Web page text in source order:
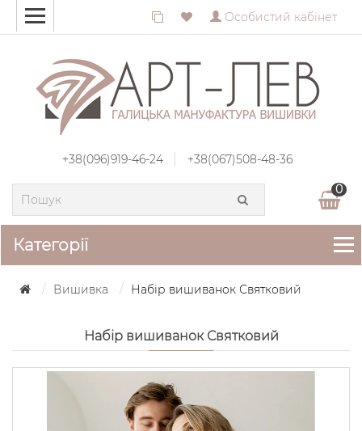
Особистий кабінет
+38(096)919-46-24 +38(067)508-48-36
0
Категорії
Вишивка Набір вишиванок Святковий
Набір вишиванок Святковий